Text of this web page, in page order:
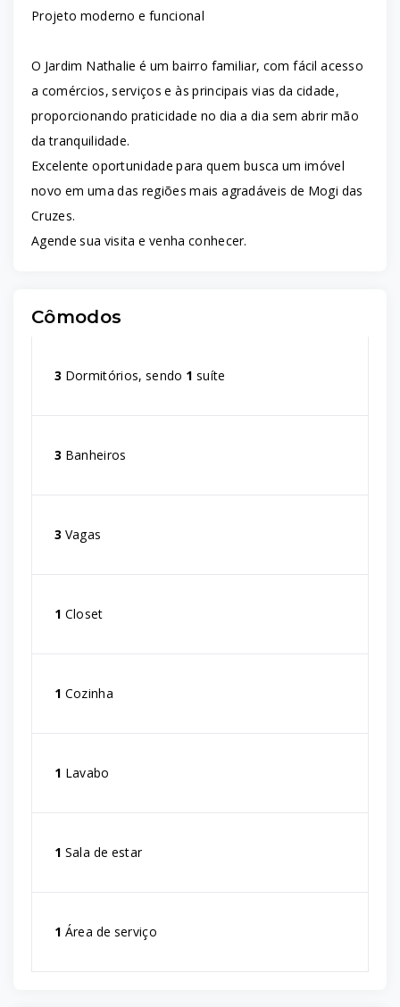
Projeto moderno e funcional
O Jardim Nathalie é um bairro familiar, com fácil acesso
a comércios, serviços e às principais vias da cidade,
proporcionando praticidade no dia a dia sem abrir mão
da tranquilidade.
Excelente oportunidade para quem busca um imóvel
novo em uma das regiões mais agradáveis de Mogi das
Cruzes.
Agende sua visita e venha conhecer.
Cômodos
3 Dormitórios, sendo 1 suíte
3 Banheiros
3 Vagas
1 Closet
1 Cozinha
1 Lavabo
1 Sala de estar
1 Área de serviço